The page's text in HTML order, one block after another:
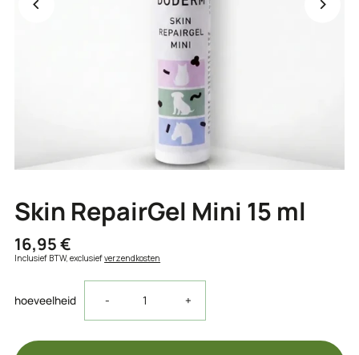
Skin RepairGel Mini 15 ml
16,95 €
Inclusief BTW, exclusiefverzendkosten
hoeveelheid Aantal
verlagen
- Aantal
verhogen
+